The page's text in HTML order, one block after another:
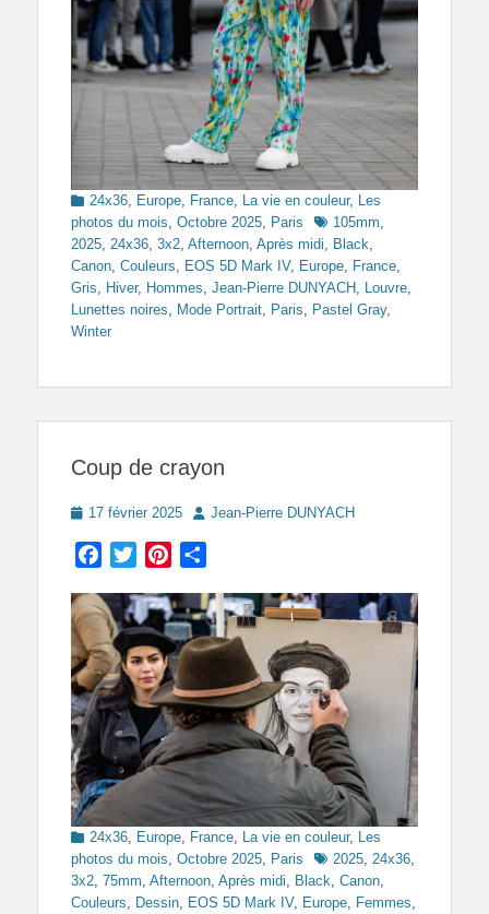
Categories
24x36, Europe, France, La vie en couleur, Les
photos du mois, Octobre 2025, Paris Tags105mm,
2025, 24x36, 3x2, Afternoon, Après midi, Black,
Canon, Couleurs, EOS 5D Mark IV, Europe, France,
Gris, Hiver, Hommes, Jean-Pierre DUNYACH , Louvre,
Lunettes noires, Mode Portrait, Paris, Pastel Gray,
Winter
Coup de crayon
Posted
17 février 2025 Author
Jean-Pierre DUNYACH
Facebook
TwitterPinterest
Categories
24x36 Europe France La vie en couleur,
Les
photos du mois Octobre 2025 Paris Tags2025 24x36
3x2 75mm Afternoon Après midi Black Canon
Couleurs
Dessin EOS 5D Mark IV, Europe Femmes